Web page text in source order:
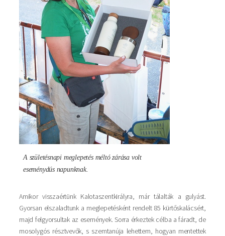
A születésnapi meglepetés méltó zárása volt
eseménydús napunknak.
Amikor visszaértünk Kalotaszentkirályra, már tálalták a gulyást.
Gyorsan elszaladtunk a meglepetésként rendelt 85 kürtőskalácsért,
majd felgyorsultak az események. Sorra érkeztek célba a fáradt, de
mosolygós résztvevők, s szemtanúja lehettem, hogyan mentettek